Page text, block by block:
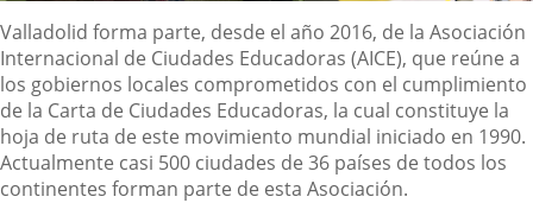
Descripción
Valladolid forma parte, desde el año 2016, de la Asociación
Internacional de Ciudades Educadoras (AICE), que reúne a
los gobiernos locales comprometidos con el cumplimiento
de la Carta de Ciudades Educadoras, la cual constituye la
hoja de ruta de este movimiento mundial iniciado en 1990.
Actualmente casi 500 ciudades de 36 países de todos los
continentes forman parte de esta Asociación.